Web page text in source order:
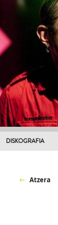
DISKOGRAFIA
Atzera